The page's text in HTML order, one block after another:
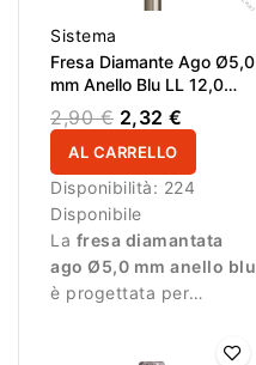
Sistema
Fresa Diamante Ago Ø5,0
mm Anello Blu LL 12,0
mm
2,90 € 2,32 €
AL CARRELLO
Disponibilità: 224
Disponibile
La fresa diamantata
ago Ø5,0 mm anello blu
è progettata per
e lavorazioni precise.